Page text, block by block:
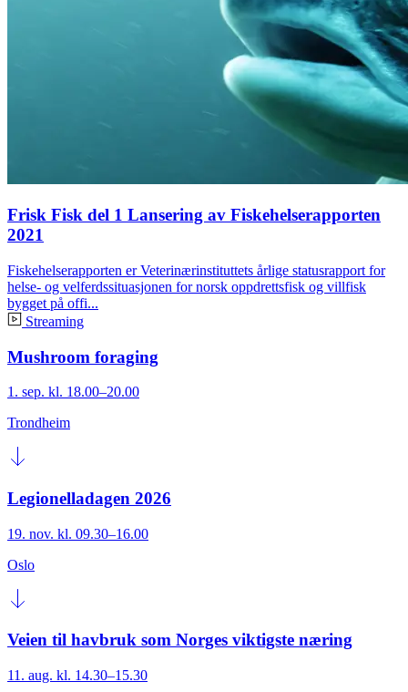
Frisk Fisk del 1 Lansering av Fiskehelserapporten
2021
Fiskehelserapporten er Veterinærinstituttets årlige statusrapport for
helse- og velferdssituasjonen for norsk oppdrettsfisk og villfisk
bygget på offi...
Streaming
Mushroom foraging
1. sep. kl. 18.00–20.00
Trondheim
Legionelladagen 2026
19. nov. kl. 09.30–16.00
Oslo
Veien til havbruk som Norges viktigste næring
11. aug. kl. 14.30–15.30